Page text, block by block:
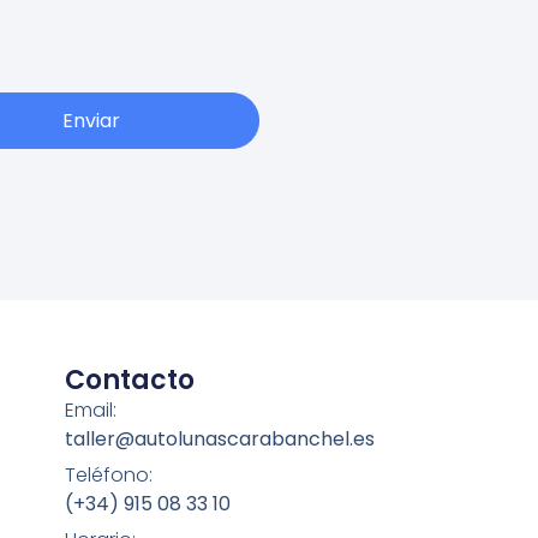
Enviar
Contacto
Email:
taller@autolunascarabanchel.es
Teléfono:
(+34) 915 08 33 10